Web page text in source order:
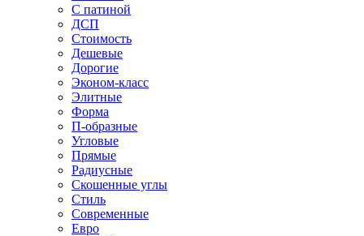
С патиной
ДСП
Стоимость
Дешевые
Дорогие
Эконом-класс
Элитные
Форма
П-образные
Угловые
Прямые
Радиусные
Скошенные углы
Стиль
Современные
Евро